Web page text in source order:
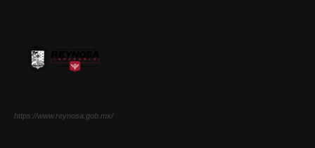
https://www.reynosa.gob.mx/